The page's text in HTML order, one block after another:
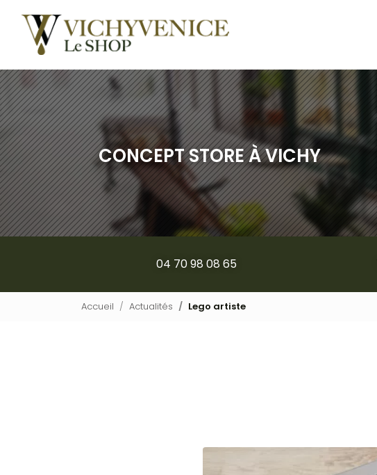
contenu
principal
CONCEPT STORE À VICHY
04 70 98 08 65
Accueil Actualités Lego artiste